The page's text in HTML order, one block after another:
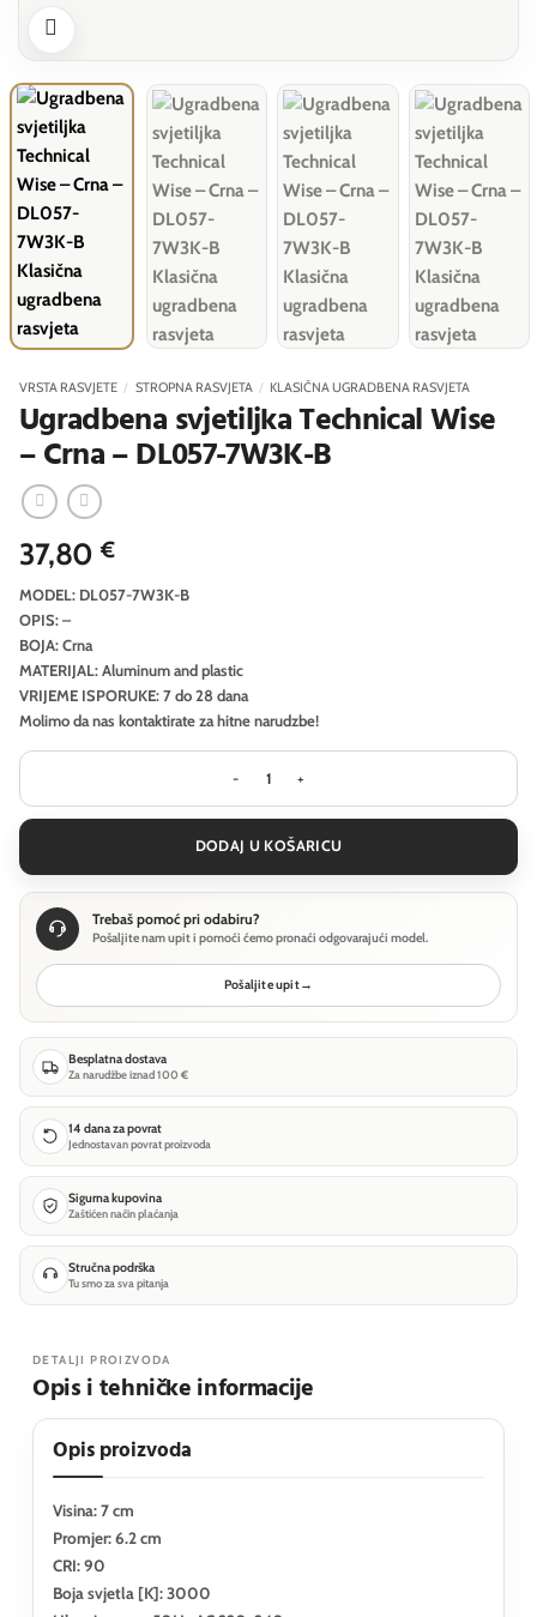
VRSTA RASVJETE / STROPNA RASVJETA / KLASIČNA UGRADBENA RASVJETA
Ugradbena svjetiljka Technical Wise
– Crna – DL057-7W3K-B
37,80 €
MODEL: DL057-7W3K-B
OPIS: –
BOJA: Crna
MATERIJAL: Aluminum and plastic
VRIJEME ISPORUKE: 7 do 28 dana
Molimo da nas kontaktirate za hitne narudzbe!
Ugradbena svjetiljka Technical Wise
DODAJ U KOŠARICU
Trebaš pomoć pri odabiru?
Pošaljite nam upit i pomoći ćemo pronaći odgovarajući model.
Pošaljite upit→
Besplatna dostava
Za narudžbe iznad 100 €
14 dana za povrat
Jednostavan povrat proizvoda
Sigurna kupovina
Zaštićen način plaćanja
Stručna podrška
Tu smo za sva pitanja
DETALJI PROIZVODA
Opis i tehničke informacije
Opis proizvoda
Visina: 7 cm
Promjer: 6.2 cm
CRI: 90
Boja svjetla [K]: 3000